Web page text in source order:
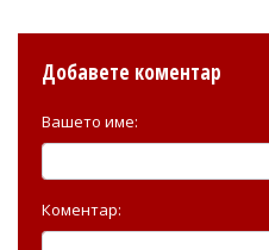
Добавете коментар
Вашето име:
Коментар: